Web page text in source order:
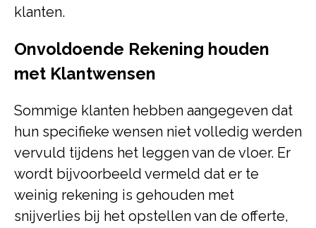
klanten.
Onvoldoende Rekening houden
met Klantwensen
Sommige klanten hebben aangegeven dat
hun specifieke wensen niet volledig werden
vervuld tijdens het leggen van de vloer. Er
wordt bijvoorbeeld vermeld dat er te
weinig rekening is gehouden met
snijverlies bij het opstellen van de offerte,